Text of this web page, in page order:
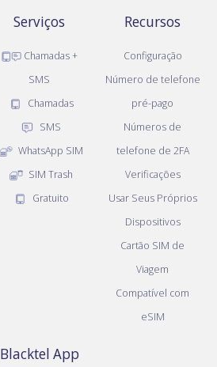
Serviços
Chamadas +
SMS
Chamadas
SMS
WhatsApp SIM
SIM Trash
Gratuito
Recursos
Configuração
Número de telefone
pré-pago
Números de
telefone de 2FA
Verificações
Usar Seus Próprios
Dispositivos
Cartão SIM de
Viagem
Compatível com
eSIM
Blacktel App